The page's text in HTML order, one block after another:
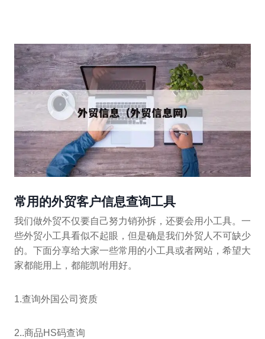
常用的外贸客户信息查询工具
我们做外贸不仅要自己努力销孙拆，还要会用小工具。一
些外贸小工具看似不起眼，但是确是我们外贸人不可缺少
的。下面分享给大家一些常用的小工具或者网站，希望大
家都能用上，都能凯咐用好。
1.查询外国公司资质
2..商品HS码查询